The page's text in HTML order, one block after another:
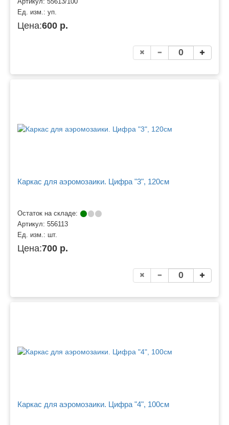
Артикул: 55613/100
Ед. изм.: уп.
Цена:600 р.
Каркас для аэромозаики. Цифра "3", 120см
Остаток на складе:
Артикул: 556113
Ед. изм.: шт.
Цена:700 р.
Каркас для аэромозаики. Цифра "4", 100см